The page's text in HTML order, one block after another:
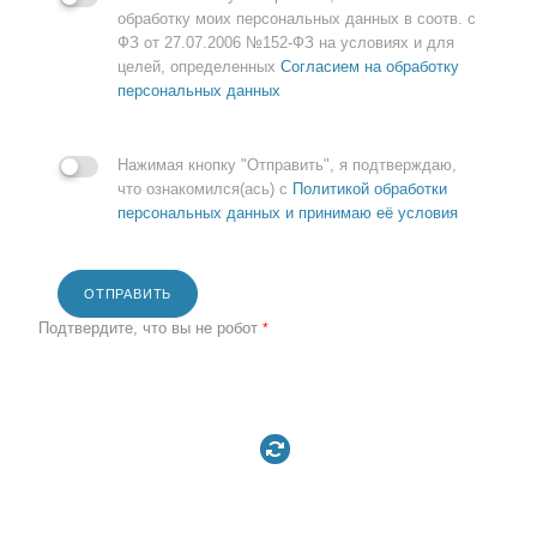
обработку моих персональных данных в соотв. с
ФЗ от 27.07.2006 №152-ФЗ на условиях и для
целей, определенных Согласием на обработку
персональных данных
Нажимая кнопку "Отправить", я подтверждаю,
что ознакомился(ась) с Политикой обработки
персональных данных и принимаю её условия
ОТПРАВИТЬ
Подтвердите, что вы не робот *